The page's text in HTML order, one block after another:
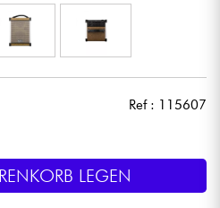
Ref : 115607
LEGEN